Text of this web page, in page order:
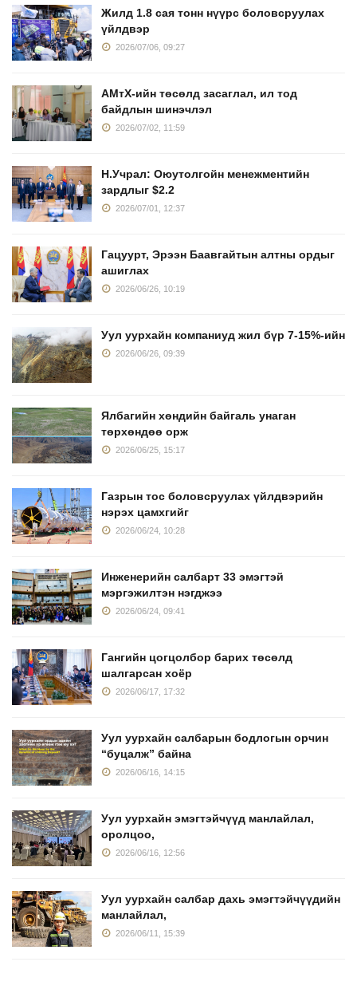
Жилд 1.8 сая тонн нүүрс боловсруулах
үйлдвэр
2026/07/06, 09:27
АМтХ-ийн төсөлд засаглал, ил тод
байдлын шинэчлэл
2026/07/02, 11:59
Н.Учрал: Оюутолгойн менежментийн
зардлыг $2.2
2026/07/01, 12:37
Гацуурт, Эрээн Баавгайтын алтны ордыг
ашиглах
2026/06/26, 10:19
Уул уурхайн компаниуд жил бүр 7-15%-ийн
2026/06/26, 09:39
Ялбагийн хөндийн байгаль унаган
төрхөндөө орж
2026/06/25, 15:17
Газрын тос боловсруулах үйлдвэрийн
нэрэх цамхгийг
2026/06/24, 10:28
Инженерийн салбарт 33 эмэгтэй
мэргэжилтэн нэгджээ
2026/06/24, 09:41
Гангийн цогцолбор барих төсөлд
шалгарсан хоёр
2026/06/17, 17:32
Уул уурхайн салбарын бодлогын орчин
“буцалж” байна
2026/06/16, 14:15
Уул уурхайн эмэгтэйчүүд манлайлал,
оролцоо,
2026/06/16, 12:56
Уул уурхайн салбар дахь эмэгтэйчүүдийн
манлайлал,
2026/06/11, 15:39